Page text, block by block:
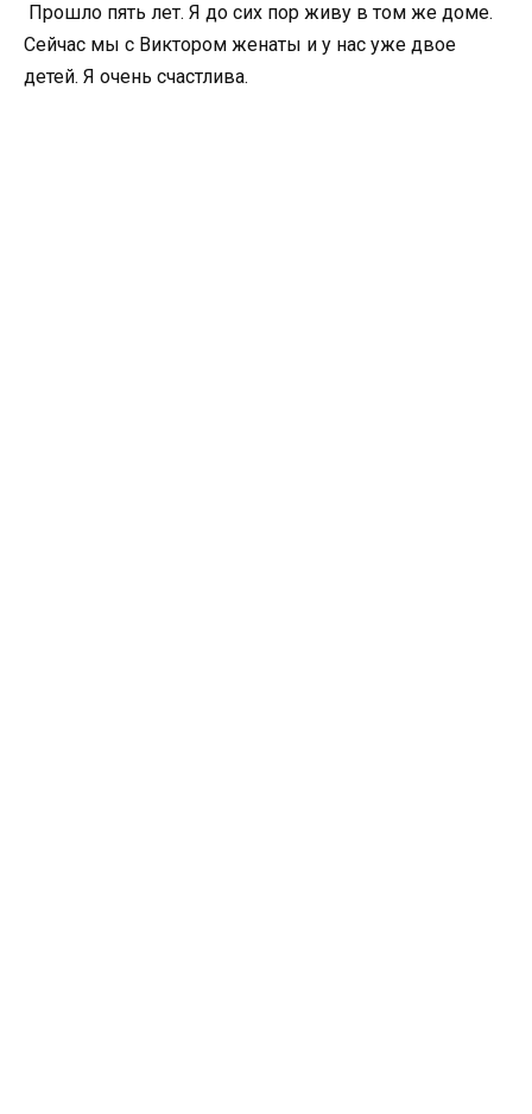
Прошло пять лет. Я до сих пор живу в том же доме.
Сейчас мы с Виктором женаты и у нас уже двое
детей. Я очень счастлива.